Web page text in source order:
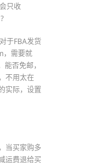
只收
于FBA发货
，需要就
否免邮，
不用太在
实际，设置
当买家购多
运费退给买